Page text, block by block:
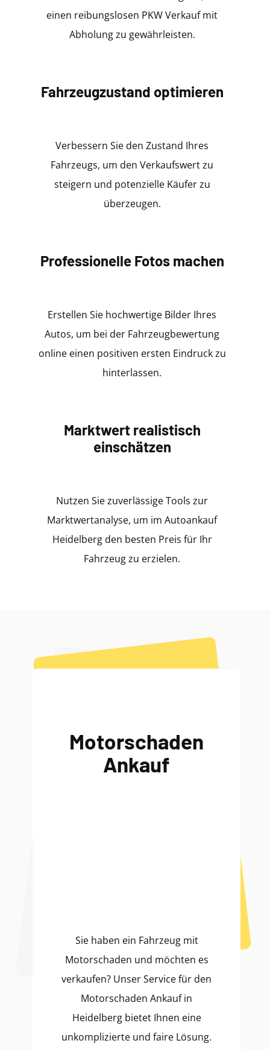
einen reibungslosen PKW Verkauf mit
Abholung zu gewährleisten.
Fahrzeugzustand optimieren
Verbessern Sie den Zustand Ihres
Fahrzeugs, um den Verkaufswert zu
steigern und potenzielle Käufer zu
überzeugen.
Professionelle Fotos machen
Erstellen Sie hochwertige Bilder Ihres
Autos, um bei der Fahrzeugbewertung
online einen positiven ersten Eindruck zu
hinterlassen.
Marktwert realistisch
einschätzen
Nutzen Sie zuverlässige Tools zur
Marktwertanalyse, um im Autoankauf
Heidelberg den besten Preis für Ihr
Fahrzeug zu erzielen.
Motorschaden
Ankauf
Sie haben ein Fahrzeug mit
Motorschaden und möchten es
verkaufen? Unser Service für den
Motorschaden Ankauf in
Heidelberg bietet Ihnen eine
unkomplizierte und faire Lösung.